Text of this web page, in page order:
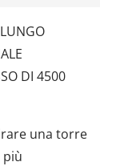
DI 4500
una torre
più